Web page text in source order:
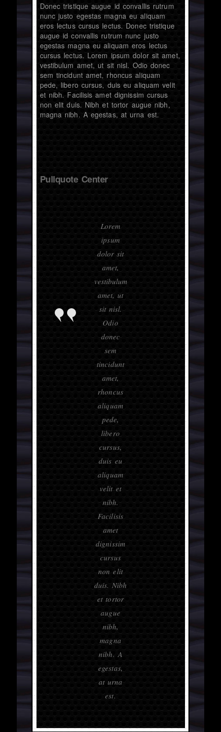
Donec tristique augue id convallis rutrum
nunc justo egestas magna eu aliquam
eros lectus cursus lectus. Donec tristique
augue id convallis rutrum nunc justo
egestas magna eu aliquam eros lectus
cursus lectus. Lorem ipsum dolor sit amet,
vestibulum amet, ut sit nisl. Odio donec
sem tincidunt amet, rhoncus aliquam
pede, libero cursus, duis eu aliquam velit
et nibh. Facilisis amet dignissim cursus
non elit duis. Nibh et tortor augue nibh,
magna nibh. A egestas, at urna est.
Pullquote Center
Lorem
ipsum
dolor sit
amet,
vestibulum
amet, ut
sit nisl.
Odio
donec
sem
tincidunt
amet,
rhoncus
aliquam
pede,
libero
cursus,
duis eu
aliquam
velit et
nibh.
Facilisis
amet
dignissim
cursus
non elit
duis. Nibh
et tortor
augue
nibh,
magna
nibh. A
egestas,
at urna
est.